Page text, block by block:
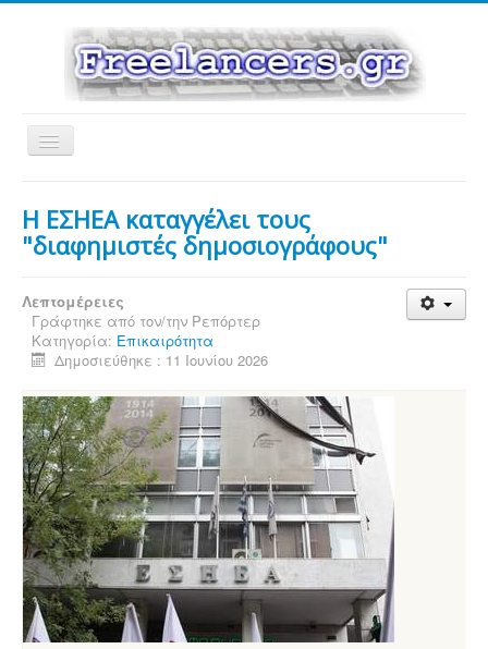
Εναλλαγή
πλοήγησης
Η ΕΣΗΕΑ καταγγέλει τους
"διαφημιστές δημοσιογράφους"
Λεπτομέρειες
Γράφτηκε από τον/την Ρεπόρτερ
Κατηγορία: Επικαιρότητα
Δημοσιεύθηκε : 11 Ιουνίου 2026